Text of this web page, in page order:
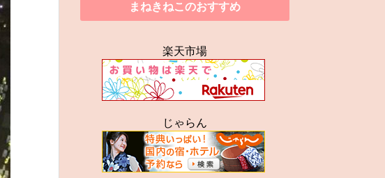
まねきねこのおすすめ
楽天市場
じゃらん